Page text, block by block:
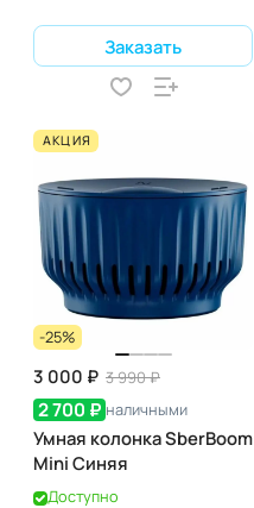
Заказать
АКЦИЯ
-25%
3 000 ₽ 3 990 ₽
2 700 ₽ наличными
Умная колонка SberBoom
Mini Синяя
Доступно